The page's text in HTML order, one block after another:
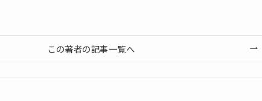
この著者の記事一覧へ